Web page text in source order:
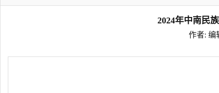
2024年中南民
作者: 编